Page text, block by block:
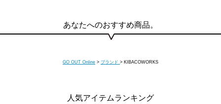
あなたへのおすすめ商品。
GO OUT Online > ブランド > KIBACOWORKS
人気アイテムランキング